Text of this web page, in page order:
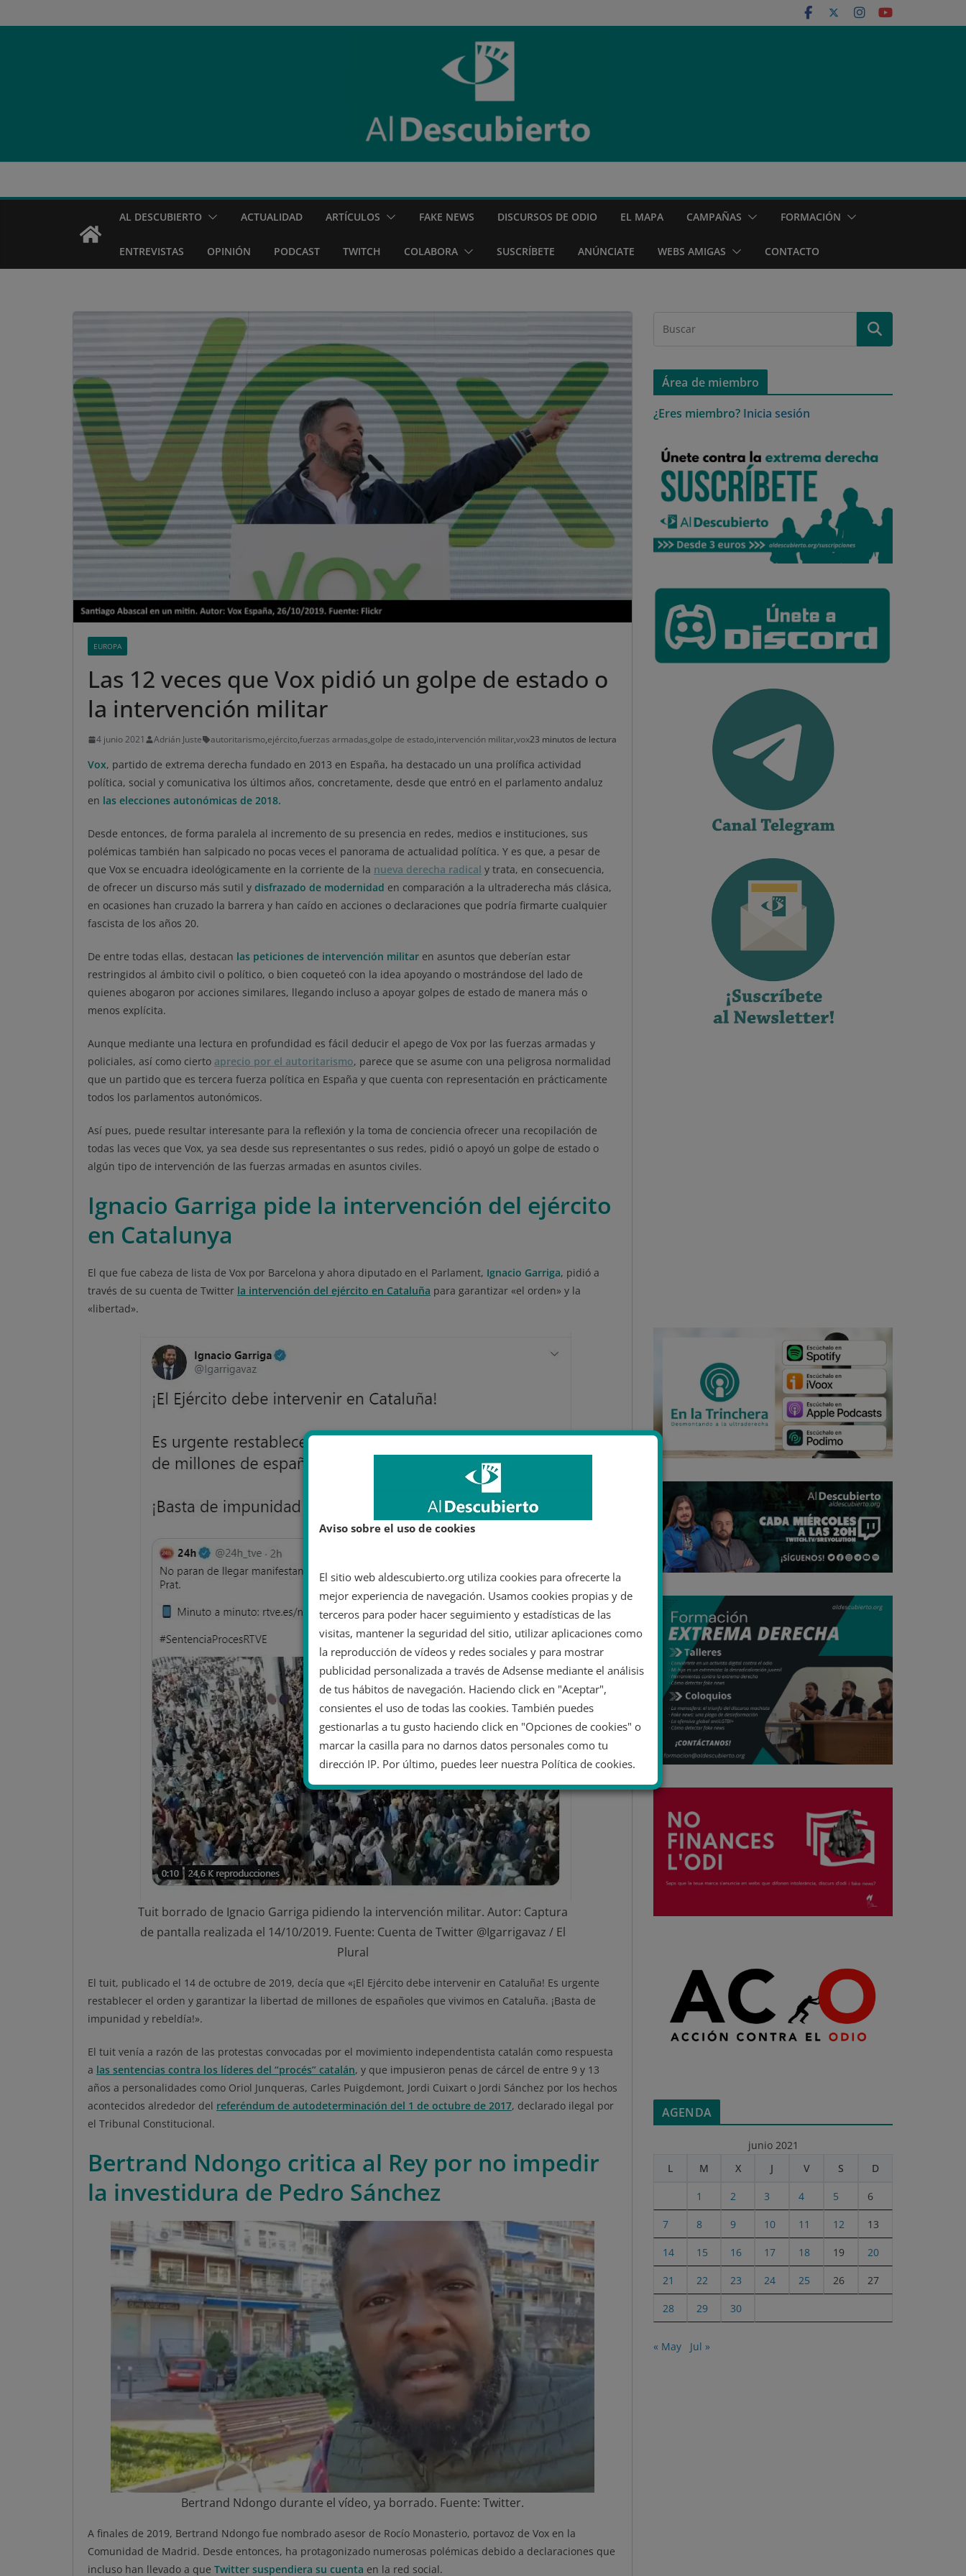
al
AL DESCUBIERTO ACTUALIDAD ARTÍCULOS FAKE NEWS DISCURSOS DE ODIO EL MAPA CAMPAÑAS FORMACIÓN
ENTREVISTAS OPINIÓN PODCAST TWITCH COLABORA SUSCRÍBETE ANÚNCIATE WEBS AMIGAS CONTACTO
EUROPA
Las 12 veces que Vox pidió un golpe de estado o
la intervención militar
4 junio 2021 Adrián Juste autoritarismo,ejército,fuerzas armadas,golpe de estado,intervención militar,vox23 minutos de lectura
Vox, partido de extrema derecha fundado en 2013 en España, ha destacado un una prolífica actividad
política, social y comunicativa los últimos años, concretamente, desde que entró en el parlamento andaluz
en las elecciones autonómicas de 2018.
Desde entonces, de forma paralela al incremento de su presencia en redes, medios e instituciones, sus
polémicas también han salpicado no pocas veces el panorama de actualidad política. Y es que, a pesar de
que Vox se encuadra ideológicamente en la corriente de la nueva derecha radical y trata, en consecuencia,
de ofrecer un discurso más sutil y disfrazado de modernidad en comparación a la ultraderecha más clásica,
en ocasiones han cruzado la barrera y han caído en acciones o declaraciones que podría firmarte cualquier
fascista de los años 20.
De entre todas ellas, destacan las peticiones de intervención militar en asuntos que deberían estar
restringidos al ámbito civil o político, o bien coqueteó con la idea apoyando o mostrándose del lado de
quienes abogaron por acciones similares, llegando incluso a apoyar golpes de estado de manera más o
menos explícita.
Aunque mediante una lectura en profundidad es fácil deducir el apego de Vox por las fuerzas armadas y
policiales, así como cierto aprecio por el autoritarismo, parece que se asume con una peligrosa normalidad
que un partido que es tercera fuerza política en España y que cuenta con representación en prácticamente
todos los parlamentos autonómicos.
Así pues, puede resultar interesante para la reflexión y la toma de conciencia ofrecer una recopilación de
todas las veces que Vox, ya sea desde sus representantes o sus redes, pidió o apoyó un golpe de estado o
algún tipo de intervención de las fuerzas armadas en asuntos civiles.
Ignacio Garriga pide la intervención del ejército
en Catalunya
El que fue cabeza de lista de Vox por Barcelona y ahora diputado en el Parlament, Ignacio Garriga, pidió a
través de su cuenta de Twitter la intervención del ejército en Cataluña para garantizar «el orden» y la
«libertad».
Tuit borrado de Ignacio Garriga pidiendo la intervención militar. Autor: Captura
de pantalla realizada el 14/10/2019. Fuente: Cuenta de Twitter @Igarrigavaz / El
Plural
El tuit, publicado el 14 de octubre de 2019, decía que «¡El Ejército debe intervenir en Cataluña! Es urgente
restablecer el orden y garantizar la libertad de millones de españoles que vivimos en Cataluña. ¡Basta de
impunidad y rebeldía!».
El tuit venía a razón de las protestas convocadas por el movimiento independentista catalán como respuesta
a las sentencias contra los líderes del “procés” catalán, y que impusieron penas de cárcel de entre 9 y 13
años a personalidades como Oriol Junqueras, Carles Puigdemont, Jordi Cuixart o Jordi Sánchez por los hechos
acontecidos alrededor del referéndum de autodeterminación del 1 de octubre de 2017, declarado ilegal por
el Tribunal Constitucional.
Bertrand Ndongo critica al Rey por no impedir
la investidura de Pedro Sánchez
Bertrand Ndongo durante el vídeo, ya borrado. Fuente: Twitter.
A finales de 2019, Bertrand Ndongo fue nombrado asesor de Rocío Monasterio, portavoz de Vox en la
Comunidad de Madrid. Desde entonces, ha protagonizado numerosas polémicas debido a declaraciones que
incluso han llevado a que Twitter suspendiera su cuenta en la red social.
Área de miembro
¿Eres miembro? Inicia sesión
AGENDA
junio 2021
L
M X J V S D
1 2 3 4 5 6
7 8 9 10 11 12 13
14 15 16 17 18 19 20
21 22 23 24 25 26 27
28 29 30
« May Jul »
Aviso sobre el uso de cookies
El sitio web aldescubierto.org utiliza cookies para ofrecerte la
mejor experiencia de navegación. Usamos cookies propias y de
terceros para poder hacer seguimiento y estadísticas de las
visitas, mantener la seguridad del sitio, utilizar aplicaciones como
la reproducción de vídeos y redes sociales y para mostrar
publicidad personalizada a través de Adsense mediante el análisis
de tus hábitos de navegación. Haciendo click en "Aceptar",
consientes el uso de todas las cookies. También puedes
gestionarlas a tu gusto haciendo click en "Opciones de cookies" o
marcar la casilla para no darnos datos personales como tu
dirección IP. Por último, puedes leer nuestra Política de cookies.
No dar mi información personal
.
Opciones de cookies Aceptar cookies
Rechazar cookies Política de cookies